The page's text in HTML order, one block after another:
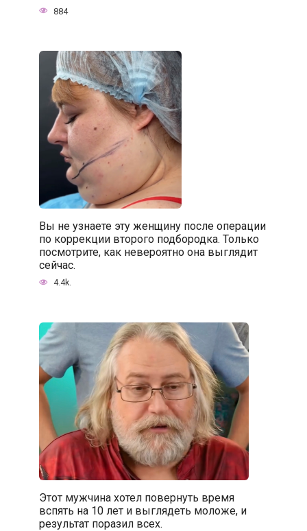
884
Вы не узнаете эту женщину после операции
по коррекции второго подбородка. Только
посмотрите, как невероятно она выглядит
сейчас.
4.4k.
Этот мужчина хотел повернуть время
вспять на 10 лет и выглядеть моложе, и
результат поразил всех.